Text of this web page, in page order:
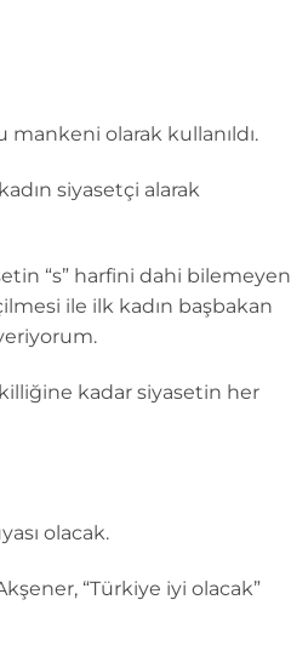
olarak kullanıldı.
siyasetçi alarak
“s” harfini dahi bilemeyen
ile ilk kadın başbakan
kadar siyasetin her
olacak.
“Türkiye iyi olacak”